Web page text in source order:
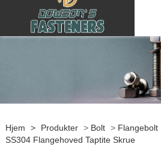
Hjem > Produkter > Bolt > Flangebolt
SS304 Flangehoved Taptite Skrue